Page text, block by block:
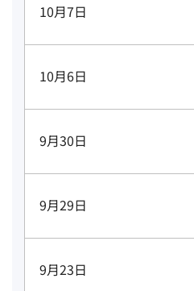
10月7日
10月6日
9月30日
9月29日
9月23日